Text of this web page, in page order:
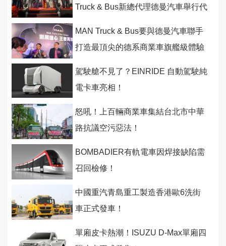
Truck & Bus新總代理德曼汽車舉行代
MAN Truck & Bus要與德曼汽車聯手
打造最頂尖的德系商業車旗艦級體驗
駕駛艙不見了？EINRIDE 自動駕駛純
電卡車亮相！
怒吼！上百輛商業車集結台北市中華
路抗議空污惡法！
BOMBADIER有軌電車因焊接缺陷需
召回檢修！
中國重汽青島重工製造香港歐6洗街
車正式發車！
單廂皮卡熱潮！ISUZU D-Max單廂四